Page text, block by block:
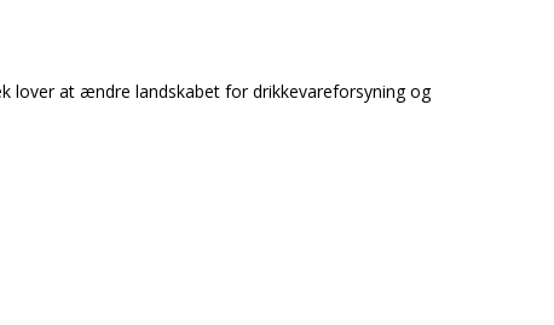
lover at ændre landskabet for drikkevareforsyning og